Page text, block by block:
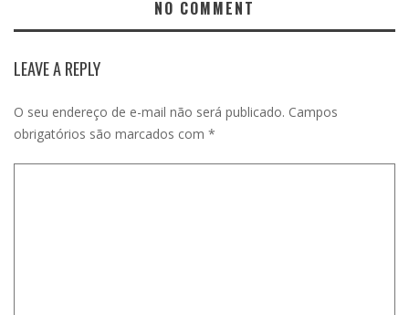
NO COMMENT
LEAVE A REPLY
O seu endereço de e-mail não será publicado. Campos
obrigatórios são marcados com *